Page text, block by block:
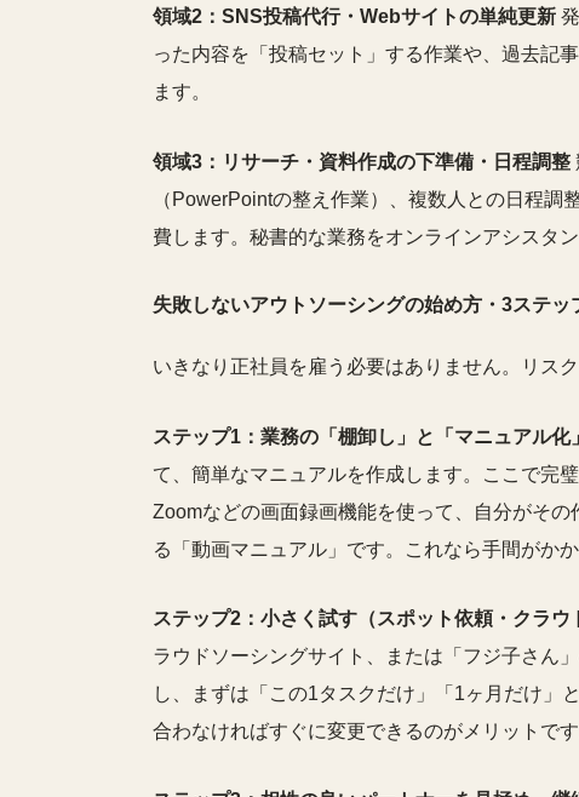
領域2：SNS投稿代行・Webサイトの単純更新
った内容を「投稿セット」する作業や、過去記
ます。
領域3：リサーチ・資料作成の下準備・日程調整
（PowerPointの整え作業）、複数人との日程
費します。秘書的な業務をオンラインアシスタ
失敗しないアウトソーシングの始め方・3ステッ
いきなり正社員を雇う必要はありません。リス
ステップ1：業務の「棚卸し」と「マニュアル化」
て、簡単なマニュアルを作成します。ここで完
Zoomなどの画面録画機能を使って、自分がそ
る「動画マニュアル」です。これなら手間がか
ステップ2：小さく試す（スポット依頼・クラウ
ラウドソーシングサイト、または「フジ子さん
し、まずは「この1タスクだけ」「1ヶ月だけ」
合わなければすぐに変更できるのがメリットです